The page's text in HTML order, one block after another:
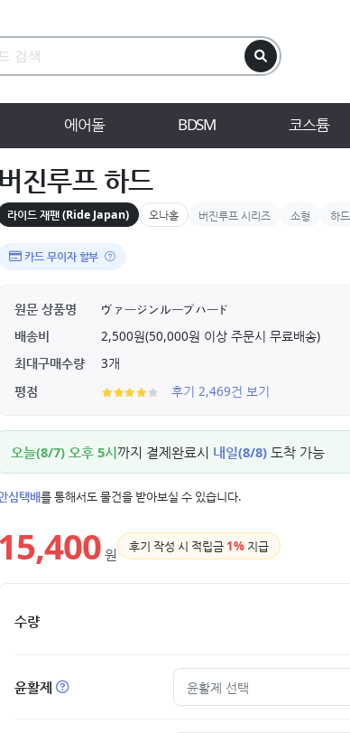
에어돌 BDSM 코스튬
버진루프 하드
라이드 재팬 (Ride Japan) 오나홀 버진루프 시리즈 소형 하드
카드 무이자 할부
원문 상품명
ヴァージンループハード
배송비
2,500원(50,000원 이상 주문시 무료배송)
최대구매수량
3개
평점
후기 2,469건 보기
오늘(8/7) 오후 5시까지 결제완료시 내일(8/8) 도착 가능
심택배를 통해서도 물건을 받아보실 수 있습니다.
15,400 원 후기 작성 시 적립금 1% 지급
수량
윤활제 윤활제 선택